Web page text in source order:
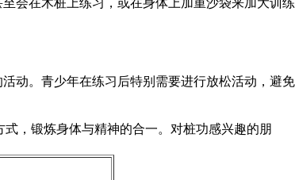
动。青少年在练习后特别需要进行放松活动，避免
，锻炼身体与精神的合一。对桩功感兴趣的朋